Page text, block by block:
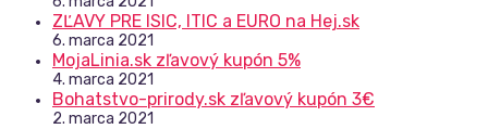
ZĽAVY PRE ISIC, ITIC a EURO na Hej.sk
6. marca 2021
MojaLinia.sk zľavový kupón 5%
4. marca 2021
Bohatstvo-prirody.sk zľavový kupón 3€
2. marca 2021